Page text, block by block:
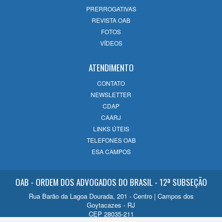
OAB Campos 60 Anos: Uma celebração
de História, evolução e compromisso com
o futuro
14/07/2026
PRERROGATIVAS
REVISTA OAB
FOTOS
VÍDEOS
ATENDIMENTO
CONTATO
NEWSLETTER
CDAP
CAARJ
LINKS ÚTEIS
TELEFONES OAB
ESA CAMPOS
OAB - ORDEM DOS ADVOGADOS DO BRASIL - 12ª SUBSEÇÃO
Rua Barão da Lagoa Dourada, 201 - Centro | Campos dos
Goytacazes - RJ
CEP 28035-211